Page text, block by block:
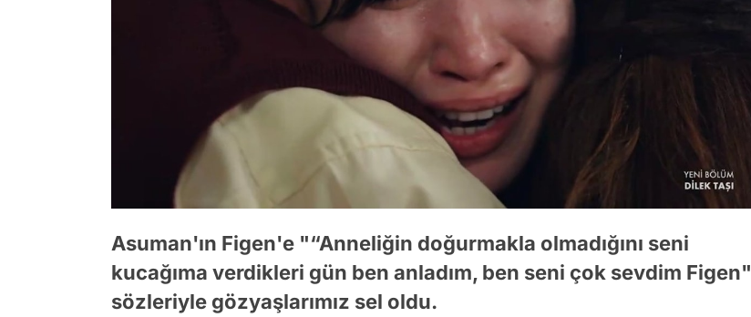
Asuman'ın Figen'e "“Anneliğin doğurmakla olmadığını seni
kucağıma verdikleri gün ben anladım, ben seni çok sevdim Figen"
sözleriyle gözyaşlarımız sel oldu.